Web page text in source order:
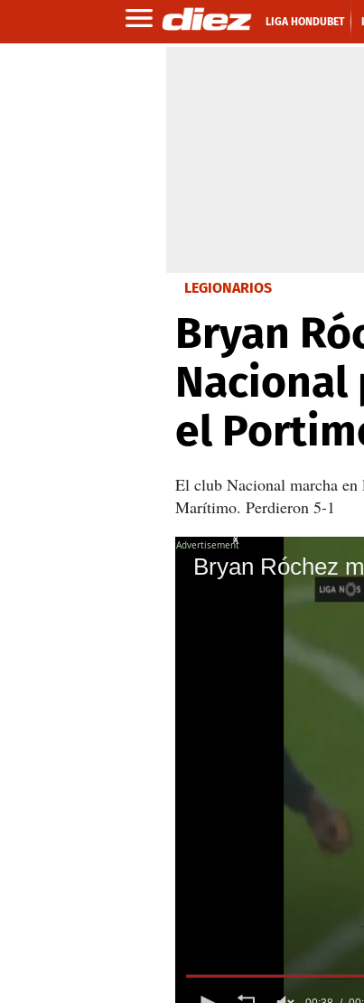
LIGA HONDUBET
LEGIONARIOS
Bryan
el
El club Nacional marcha
Marítimo. Perdieron 5-1
X